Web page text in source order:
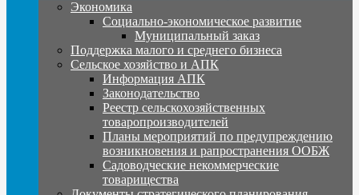
Экономика
Социально-экономическое развитие
Муниципальный заказ
Поддержка малого и среднего бизнеса
Сельское хозяйство и АПК
Информация АПК
Законодательство
Реестр сельскохозяйственных
товаропроизводителей
Планы мероприятий по предупреждению
возникновения и рапространения ООБЖ
Садоводческие некоммерческие
товарищества